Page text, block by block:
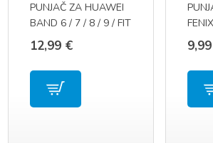
PUNJAČ ZA HUAWEI
BAND 6 / 7 / 8 / 9 / FIT
/ FIT 2
12,99 €
6 /
5S /
9,99